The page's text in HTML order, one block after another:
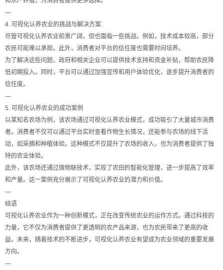
—
4. 可视化认养农业的挑战与解决方案
尽管可视化认养农业前景广阔，但也面临一些挑战。例如，技术成本较高，部分
农民可能难以承担。此外，消费者对平台的信任度也需要时间培养。
为了解决这些问题，政府和相关企业可以提供技术支持和资金补贴，帮助农民降
低初期投入。同时，平台可以通过加强宣传和用户体验优化，逐步提升消费者的
信任度。
—
5. 可视化认养农业的成功案例
以某知名农场为例，该农场通过可视化认养农业模式，成功吸引了大量城市消费
者。消费者不仅可以通过平台实时查看作物生长情况，还能参与农场的线下活
动，如采摘和种植体验。这种模式不仅提升了农场的收入，也为消费者提供了独
特的农业体验。
此外，该农场还通过微物联技术，实现了农田的智能化管理，进一步提高了效率
和产量。这一案例充分展示了可视化认养农业的潜力和价值。
—
结语
可视化认养农业作为一种创新模式，正在改变传统农业的运作方式。通过科技的
力量，它不仅为消费者提供了更透明的农产品来源，也为农民带来了更高的收
益。未来，随着技术的不断进步，可视化认养农业有望成为农业领域的重要发展
方向。
—